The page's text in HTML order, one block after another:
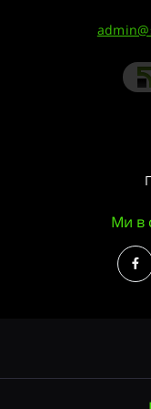
Ми в